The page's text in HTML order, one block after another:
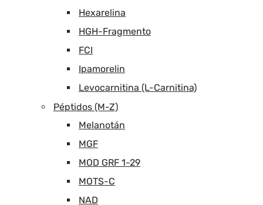
Hexarelina
HGH-Fragmento
FCI
Ipamorelin
Levocarnitina (L-Carnitina)
Péptidos (M-Z)
Melanotán
MGF
MOD GRF 1-29
MOTS-C
NAD